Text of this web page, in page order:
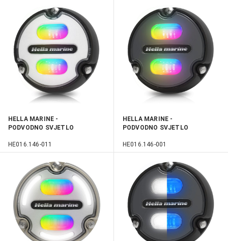
HELLA MARINE -
PODVODNO SVJETLO
HE016.146-011
HELLA MARINE -
PODVODNO SVJETLO
HE016.146-001